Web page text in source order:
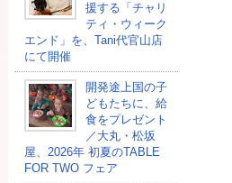
援する「チャリ
ティ・ウィーク
エンド」を、Tani代官山店
にて開催
開発途上国の⼦
どもたちに、給
⾷をプレゼント
／大丸・松坂
屋、2026年 初夏のTABLE
FOR TWO フェア